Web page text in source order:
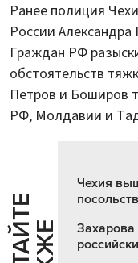
Ранее полиция
России
Граждан РФ
обстоятельств
Петров и Боширов
РФ, Молдавии и
Чехия